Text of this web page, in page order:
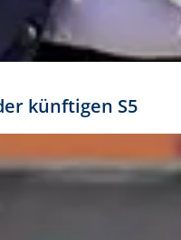
künftigen S5